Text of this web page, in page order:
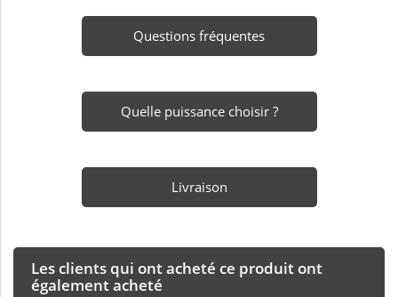
Questions fréquentes
Quelle puissance choisir ?
Livraison
Les clients qui ont acheté ce produit ont
également acheté